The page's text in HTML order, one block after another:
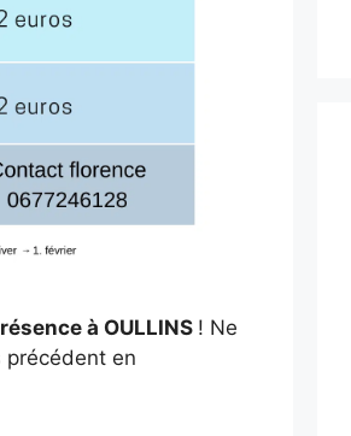
à OULLINS ! Ne
précédent en